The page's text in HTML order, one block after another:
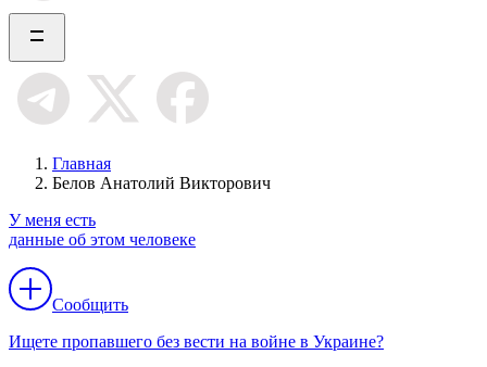
Главная
Белов Анатолий Викторович
У меня есть
данные об этом человеке
Сообщить
Ищете пропавшего без вести на войне в Украине?